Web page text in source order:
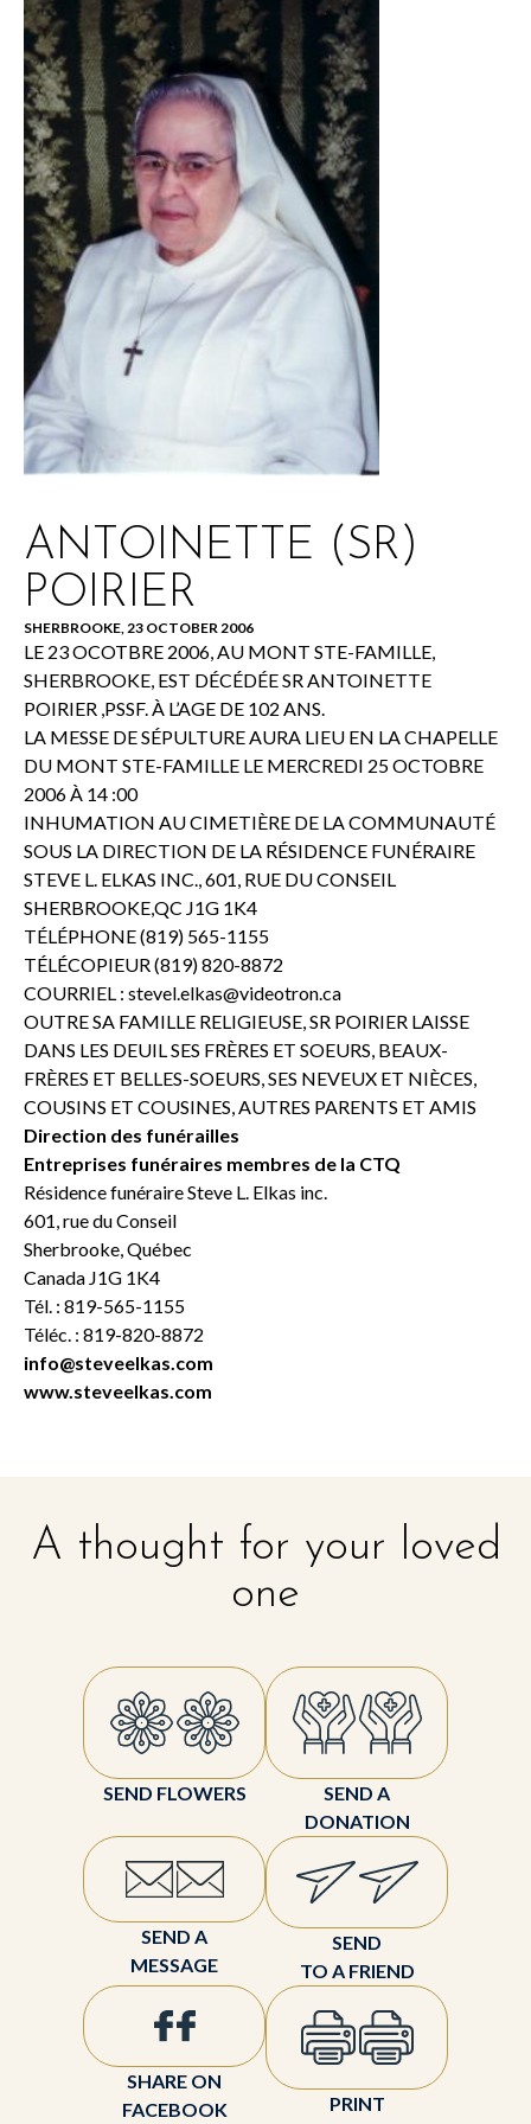
ANTOINETTE (SR)
POIRIER
SHERBROOKE, 23 OCTOBER 2006
LE 23 OCOTBRE 2006, AU MONT STE-FAMILLE,
SHERBROOKE, EST DÉCÉDÉE SR ANTOINETTE
POIRIER ,PSSF. À L’AGE DE 102 ANS.
LA MESSE DE SÉPULTURE AURA LIEU EN LA CHAPELLE
DU MONT STE-FAMILLE LE MERCREDI 25 OCTOBRE
2006 À 14 :00
INHUMATION AU CIMETIÈRE DE LA COMMUNAUTÉ
SOUS LA DIRECTION DE LA RÉSIDENCE FUNÉRAIRE
STEVE L. ELKAS INC., 601, RUE DU CONSEIL
SHERBROOKE,QC J1G 1K4
TÉLÉPHONE (819) 565-1155
TÉLÉCOPIEUR (819) 820-8872
COURRIEL : stevel.elkas@videotron.ca
OUTRE SA FAMILLE RELIGIEUSE, SR POIRIER LAISSE
DANS LES DEUIL SES FRÈRES ET SOEURS, BEAUX-
FRÈRES ET BELLES-SOEURS, SES NEVEUX ET NIÈCES,
COUSINS ET COUSINES, AUTRES PARENTS ET AMIS
Direction des funérailles
Entreprises funéraires membres de la CTQ
Résidence funéraire Steve L. Elkas inc.
601, rue du Conseil
Sherbrooke, Québec
Canada J1G 1K4
Tél. : 819-565-1155
Téléc. : 819-820-8872
info@steveelkas.com
www.steveelkas.com
A thought for your loved
one
SEND FLOWERS
SEND A
DONATION
SEND A
MESSAGE
SEND
TO A FRIEND
SHARE ON
FACEBOOK
PRINT